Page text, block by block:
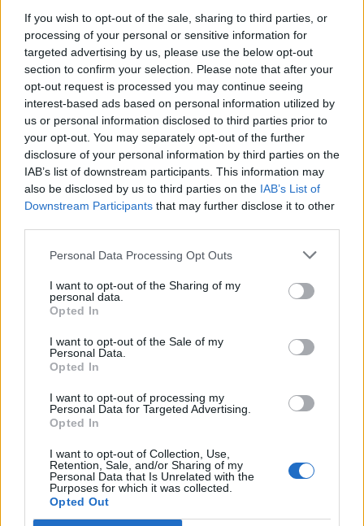
If you wish to opt-out of the sale, sharing to third parties, or
processing of your personal or sensitive information for
targeted advertising by us, please use the below opt-out
section to confirm your selection. Please note that after your
opt-out request is processed you may continue seeing
interest-based ads based on personal information utilized by
us or personal information disclosed to third parties prior to
your opt-out. You may separately opt-out of the further
disclosure of your personal information by third parties on the
IAB’s list of downstream participants. This information may
also be disclosed by us to third parties on the IAB’s List of
Downstream Participants that may further disclose it to other
Personal Data Processing Opt Outs
I want to opt-out of the Sharing of my
personal data.
Opted In
I want to opt-out of the Sale of my
Personal Data.
Opted In
I want to opt-out of processing my
Personal Data for Targeted Advertising.
Opted In
I want to opt-out of Collection, Use,
Retention, Sale, and/or Sharing of my
Personal Data that Is Unrelated with the
Purposes for which it was collected.
Opted Out
invincibili, vinsero la Premier proprio a White Hart Lane da
imbattuti, nella tana dei rivali. Gli anni 80 e la fine degli
anni 10 sono stati invece quelli della rivincita per gli Spurs.
Ma adesso c’è solo il presente, chevede l’Arsenal
primeggiare in Premier League, imponendosi come la
candidata numero 1 al titolo. IlTottenhamvuole trovare
continuità sotto la gestione Frank, e quale migliore
occasione del derby. I Gunners dovranno fare a meno di
Gabriel, che non farà coppia con l’affidabile Saliba.
Odegaard invece potrebbe tornare in campo, notizia non
da poco. Il Tottenham invece potrebbe dover rinunciare a
Sarr,mentre Kudusè il grande dubbio in casa Spurs. La
gara dell’Emirates sarà un vero spartiacque per entrambe
le squadre, in un senso o nell’altro. Ecco dove seguire il
match, e le probabili formazioni:
Dove vederla
La gara di domenica prenderà il via alle 17:30. La diretta tv
SkyGo e Now. Le probabili formazioni
Arsenal (4-3-3-)
Zubimendi, Rice; Saka, Eze, Trossard; Merino
Tottenham (4-2-3-1):
Vicario; Porro, Romero, van de Ven,
Richarlison, Odobert